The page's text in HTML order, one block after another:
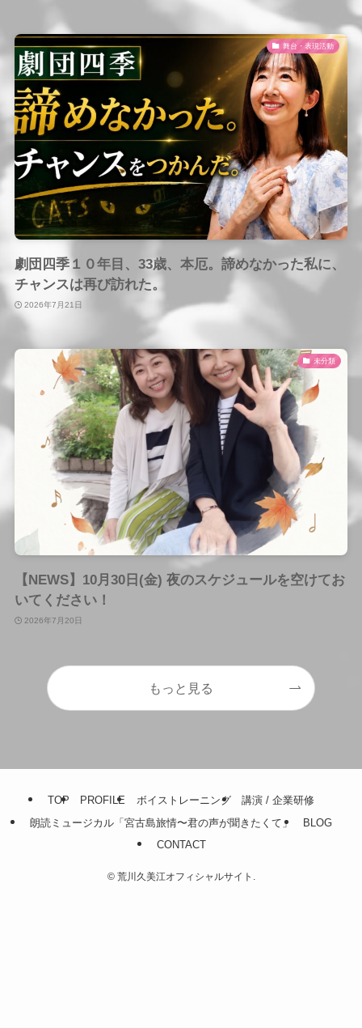
舞台・表現活動
劇団四季１０年目、33歳、本厄。諦めなかった私に、
チャンスは再び訪れた。
2026年7月21日
未分類
【NEWS】10月30日(金) 夜のスケジュールを空けてお
いてください！
2026年7月20日
もっと見る
TOP PROFILE ボイストレーニング
講演 / 企業研修
朗読ミュージカル「宮古島旅情〜君の声が聞きたくて」
BLOG
CONTACT
©荒川久美江オフィシャルサイト.